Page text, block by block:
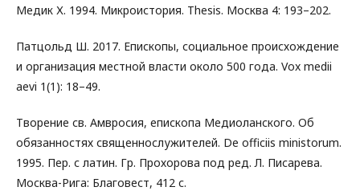
Медик Х. 1994. Микроистория. Thesis. Москва 4: 193–202.
Патцольд Ш. 2017. Епископы, социальное происхождение
и организация местной власти около 500 года. Vox medii
aevi 1(1): 18–49.
Творение св. Амвросия, епископа Медиоланского. Об
обязанностях священнослужителей. De officiis ministorum.
1995. Пер. с латин. Гр. Прохорова под ред. Л. Писарева.
Москва-Рига: Благовест, 412 с.